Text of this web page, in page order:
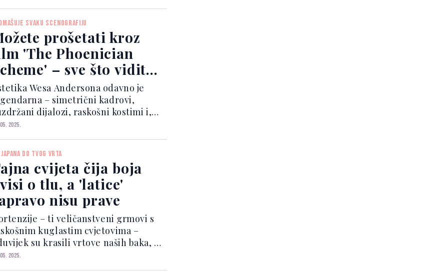
trikove, moguće ih je
u prostore koji odišu
i stilom.
SVAKU SCENOGRAFIJU
prošetati kroz
'The Phoenician
– sve što vidite,
je već godinama
Wesa Andersona odavno je
– simetrični kadrovi,
dijalozi, raskošni kostimi i,
setovi.
2025.
DO TVOG VRTA
cvijeta čija boja
o tlu, a 'latice'
nisu prave
– ti veličanstveni grmovi s
kuglastim cvjetovima –
su krasili vrtove naših baka, a i
su među omiljenim biljkama
2025.